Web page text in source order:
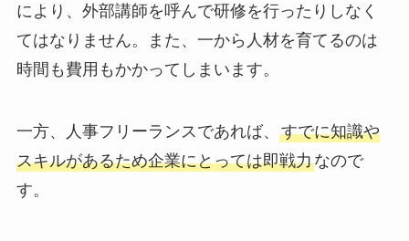
により、外部講師を呼んで研修を行ったりしなく
てはなりません。また、一から人材を育てるのは
時間も費用もかかってしまいます。
一方、人事フリーランスであれば、 すでに知識や
スキルがあるため企業にとっては即戦力なので
す。